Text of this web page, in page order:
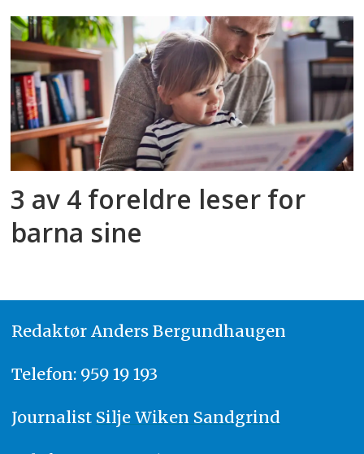
3 av 4 foreldre leser for
barna sine
Redaktør Anders Bergundhaugen
Telefon: 959 19 193
Journalist Silje Wiken Sandgrind